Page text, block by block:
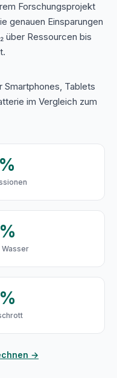
Forschungsprojekt
genauen Einsparungen
über Ressourcen bis
Smartphones, Tablets
im Vergleich zum
→